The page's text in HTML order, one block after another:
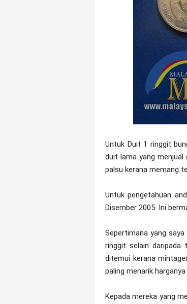
Untuk Duit 1 ringgit
duit lama yang menjual
palsu kerana memang
Untuk pengetahuan
Disember 2005. Ini
Sepertimana yang
ringgit selain daripada
ditemui kerana
paling menarik
Kepada mereka yang